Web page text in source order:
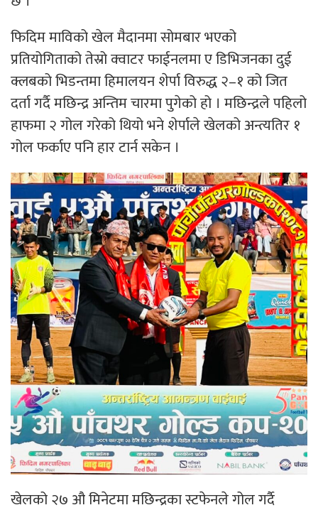
फिदिम माविको खेल मैदानमा सोमबार भएको
प्रतियोगिताको तेस्रो क्वाटर फाईनलमा ए डिभिजनका दुई
क्लबको भिडन्तमा हिमालयन शेर्पा विरुद्ध २–१ को जित
दर्ता गर्दै मछिन्द्र अन्तिम चारमा पुगेको हो । मछिन्द्रले पहिलो
हाफमा २ गोल गरेको थियो भने शेर्पाले खेलको अन्त्यतिर १
गोल फर्काए पनि हार टार्न सकेन ।
खेलको २७ औ मिनेटमा मछिन्द्रका स्टफेनले गोल गर्दै